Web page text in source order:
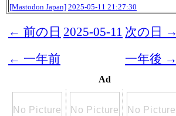
[Mastodon Japan] 2025-05-11 21:27:30
← 前の日 2025-05-11 次の日 →
← 一年前
一年後 →
Ad